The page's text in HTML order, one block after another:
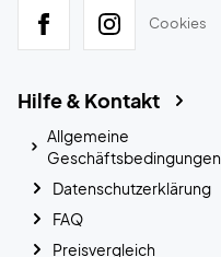
Cookies
Hilfe & Kontakt
Allgemeine
Geschäftsbedingungen
Datenschutzerklärung
FAQ
Preisvergleich